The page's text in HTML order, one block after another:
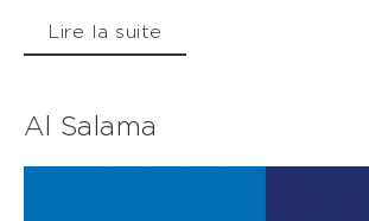
Lire la suite
Al Salama